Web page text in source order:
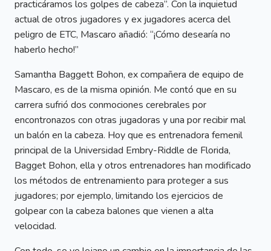
practicáramos los golpes de cabeza”. Con la inquietud
actual de otros jugadores y ex jugadores acerca del
peligro de ETC, Mascaro añadió: “¡Cómo desearía no
haberlo hecho!”
Samantha Baggett Bohon, ex compañera de equipo de
Mascaro, es de la misma opinión. Me contó que en su
carrera sufrió dos conmociones cerebrales por
encontronazos con otras jugadoras y una por recibir mal
un balón en la cabeza. Hoy que es entrenadora femenil
principal de la Universidad Embry-Riddle de Florida,
Bagget Bohon, ella y otros entrenadores han modificado
los métodos de entrenamiento para proteger a sus
jugadores; por ejemplo, limitando los ejercicios de
golpear con la cabeza balones que vienen a alta
velocidad.